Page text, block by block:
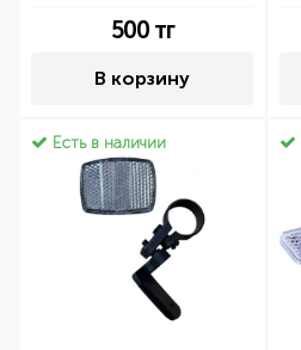
500тг
В корзину
Есть в наличии